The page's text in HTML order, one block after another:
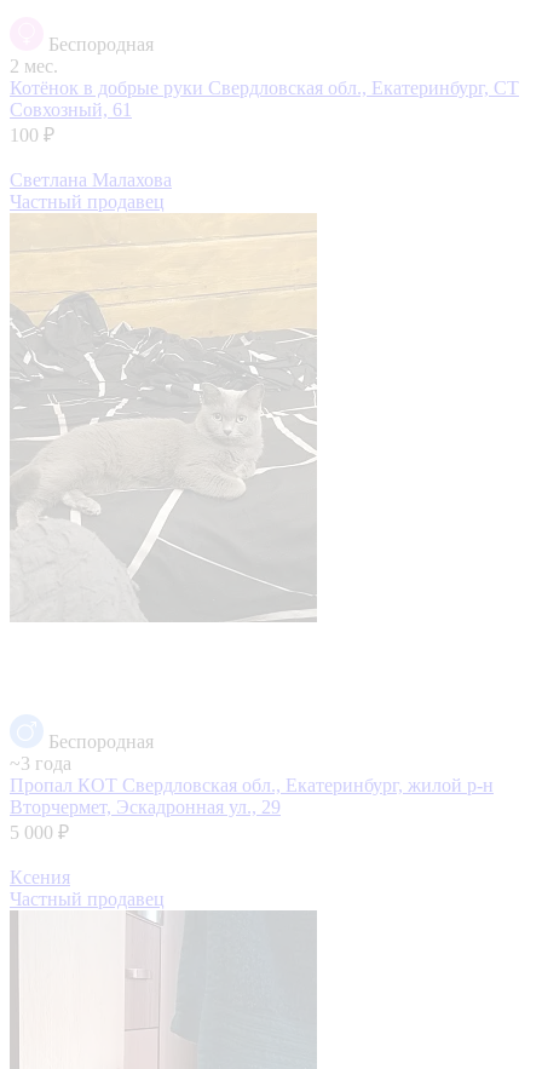
Беспородная
2 мес.
Котёнок в добрые руки Свердловская обл., Екатеринбург, СТ
Совхозный, 61
100 ₽
Светлана Малахова
Частный продавец
Беспородная
~3 года
Пропал КОТ Свердловская обл., Екатеринбург, жилой р-н
Вторчермет, Эскадронная ул., 29
5 000 ₽
Ксения
Частный продавец